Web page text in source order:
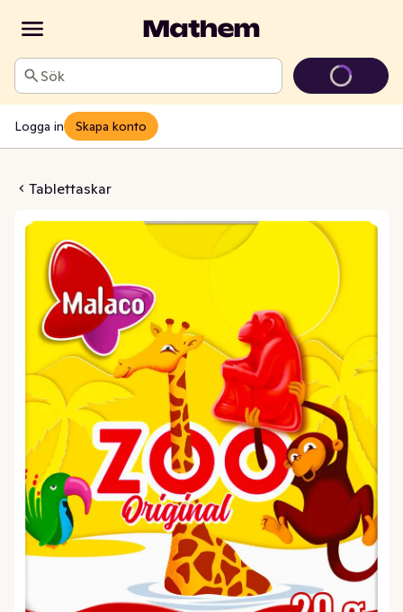
Sök
Logga in Skapa konto
Tablettaskar